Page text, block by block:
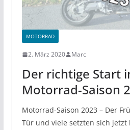
MOTORRAD
2. März 2020 Marc
Der richtige Start
Motorrad-Saison
Motorrad-Saison 2023 – Der
Tür und viele setzten sich